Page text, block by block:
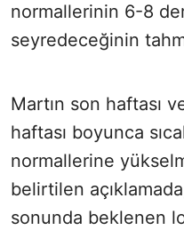
normallerinin 6-8
seyredeceğinin
Martın son haftası
haftası boyunca
normallerine
belirtilen
sonunda beklenen